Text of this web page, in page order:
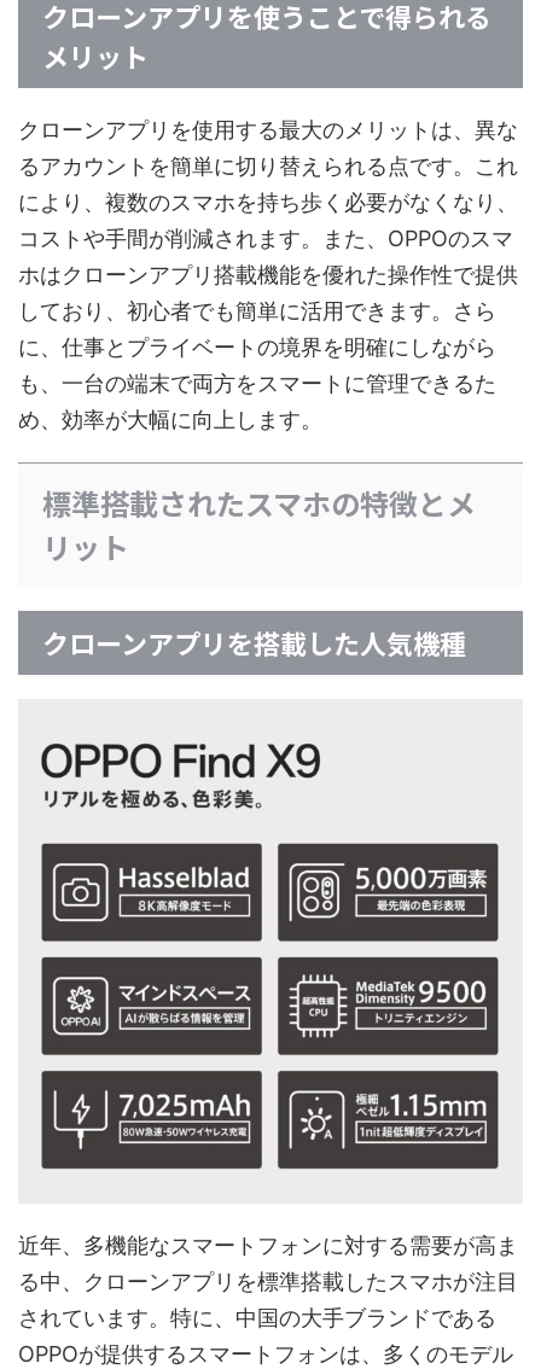
クローンアプリを使うことで得られる
メリット
クローンアプリを使用する最大のメリットは、異な
るアカウントを簡単に切り替えられる点です。これ
により、複数のスマホを持ち歩く必要がなくなり、
コストや手間が削減されます。また、OPPOのスマ
ホはクローンアプリ搭載機能を優れた操作性で提供
しており、初心者でも簡単に活用できます。さら
に、仕事とプライベートの境界を明確にしながら
も、一台の端末で両方をスマートに管理できるた
め、効率が大幅に向上します。
標準搭載されたスマホの特徴とメ
リット
クローンアプリを搭載した人気機種
近年、多機能なスマートフォンに対する需要が高ま
る中、クローンアプリを標準搭載したスマホが注目
されています。特に、中国の大手ブランドである
OPPOが提供するスマートフォンは、多くのモデル